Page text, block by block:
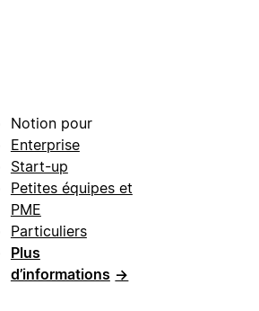
Notion pour
Enterprise
Start-up
Petites équipes et
PME
Particuliers
Plus
d’informations →